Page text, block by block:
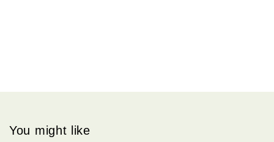
You might like